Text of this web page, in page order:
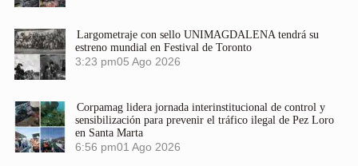
Largometraje con sello UNIMAGDALENA tendrá su
estreno mundial en Festival de Toronto
3:23 pm05 Ago 2026
Corpamag lidera jornada interinstitucional de control y
sensibilización para prevenir el tráfico ilegal de Pez Loro
en Santa Marta
6:56 pm01 Ago 2026